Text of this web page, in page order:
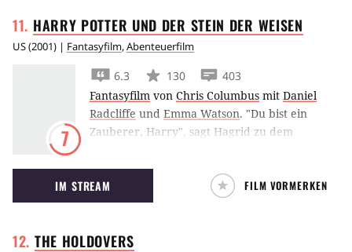
HARRY POTTER UND DER STEIN DER WEISEN
US(2001) | Fantasyfilm,Abenteuerfilm
7
6.3 130
403
Fantasyfilm von Chris Columbus mit Daniel
Radcliffe und Emma Watson. "Du bist ein
Zauberer, Harry", sagt Hagrid zu dem
beginnt für Daniel Radcliffe in
und der Stein der Weisen eine magische Reise,
die zahlreiche Verfilmungen der Fantasy-
IM STREAM FILM VORMERKEN
THE HOLDOVERS